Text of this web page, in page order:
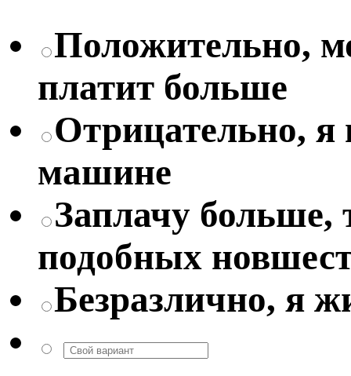
Положительно,
платит больше
Отрицательно,
машине
Заплачу больше,
подобных
Безразлично, я